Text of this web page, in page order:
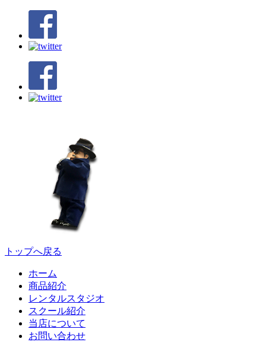
トップへ戻る
ホーム
商品紹介
レンタルスタジオ
スクール紹介
当店について
お問い合わせ